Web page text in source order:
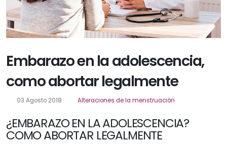
Embarazo en la adolescencia,
como abortar legalmente
03 Agosto 2018 Alteraciones de la menstruación
¿EMBARAZO EN LA ADOLESCENCIA?
COMO ABORTAR LEGALMENTE